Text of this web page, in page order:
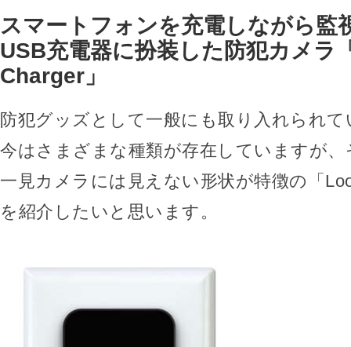
スマートフォンを充電しながら監
USB充電器に扮装した防犯カメラ
Charger」
防犯グッズとして一般にも取り入れられ
今はさまざまな種類が存在していますが
一見カメラには見えない形状が特徴の「
を紹介したいと思います。